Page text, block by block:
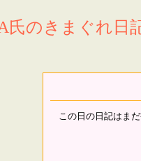
氏のきまぐれ日
この日の日記はま